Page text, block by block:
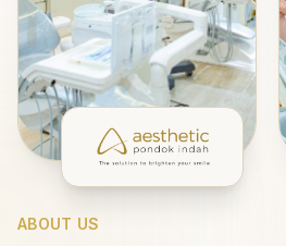
ABOUT US